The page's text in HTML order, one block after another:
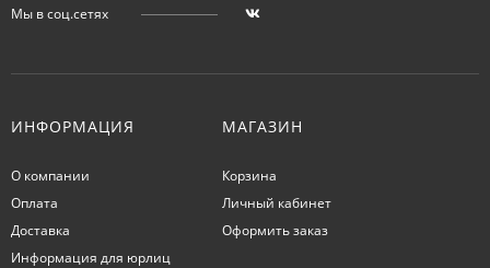
Мы в соц.сетях
ИНФОРМАЦИЯ
О компании
Оплата
Доставка
Информация для юрлиц
МАГАЗИН
Корзина
Личный кабинет
Оформить заказ